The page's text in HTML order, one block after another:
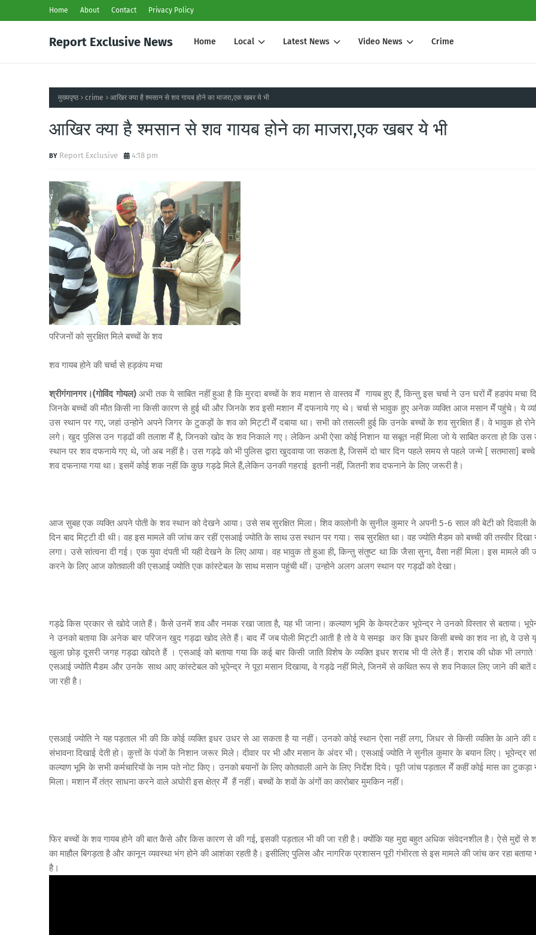
Home About Contact Privacy Policy
Report Exclusive News Home Local Latest News Video News Crime
मुख्यपृष्ठ crime आखिर क्या है श्मसान से शव गायब होने का माजरा,एक खबर ये भी
आखिर क्या है श्मसान से शव गायब होने का माजरा,एक खबर ये भी
Report Exclusive 4:18 pm
परिजनों को सुरक्षित मिले बच्चों के शव
शव गायब होने की चर्चा से हड़कंप मचा
श्रीगंगानगर।(गोविंद गोयल)अभी तक ये साबित नहीं हुआ है कि मुरदा बच्चों के शव मशान से वास्तव मेँ गायब हुए हैं, किन्तु इस चर्चा ने उन घरों मेँ हडपंप मचा
जिनके बच्चों की मौत किसी ना किसी कारण से हुई थी और जिनके शव इसी मशान मेँ दफनाये गए थे। चर्चा से भावुक हुए अनेक व्यक्ति आज मसान मेँ पहुंचे। ये
उस स्थान पर गए, जहां उन्होने अपने जिगर के टुकड़ों के शव को मिट्टी मेँ दबाया था। सभी को तसल्ली हुई कि उनके बच्चों के शव सुरक्षित हैं। वे भावुक हो
लगे। खुद पुलिस उन गड्ढों की तलाश मेँ है, जिनको खोद के शव निकाले गए। लेकिन अभी ऐसा कोई निशान या सबूत नहीं मिला जो ये साबित करता हो कि उस
स्थान पर शव दफनाये गए थे, जो अब नहीं है। उस गड्ढे को भी पुलिस द्वारा खुदवाया जा सकता है, जिसमें दो चार दिन पहले समय से पहले जन्मे [ सतमासा]
शव दफनाया गया था। इसमें कोई शक नहीं कि कुछ गड्ढे मिले हैं,लेकिन उनकी गहराई इतनी नहीं, जितनी शव दफनाने के लिए जरूरी है।
आज सुबह एक व्यक्ति अपने पोती के शव स्थान को देखने आया। उसे सब सुरक्षित मिला। शिव कालोनी के सुनील कुमार ने अपनी 5-6 साल की बेटी को दिवाली
दिन बाद मिट्टी दी थी। वह इस मामले की जांच कर रहीं एसआई ज्योति के साथ उस स्थान पर गया। सब सुरक्षित था। वह ज्योति मैडम को बच्ची की तस्वीर दिखा
लगा। उसे सांत्वना दी गई। एक युवा दंपती भी यही देखने के लिए आया। वह भावुक तो हुआ ही, किन्तु संतुष्ट था कि जैसा सुना, वैसा नहीं मिला। इस मामले की
करने के लिए आज कोतवाली की एसआई ज्योति एक कांस्टेबल के साथ मसान पहुंची थीं। उन्होने अलग अलग स्थान पर गड्ढों को देखा।
गड्ढे किस प्रकार से खोदे जाते हैं। कैसे उनमें शव और नमक रखा जाता है, यह भी जाना। कल्याण भूमि के केयरटेकर भूपेन्द्र ने उनको विस्तार से बताया।
ने उनको बताया कि अनेक बार परिजन खुद गड्ढा खोद लेते हैं। बाद मेँ जब पोली मिट्टी आती है तो वे ये समझ कर कि इधर किसी बच्चे का शव ना हो, वे उसे यूं
खुला छोड़ दूसरी जगह गड्ढा खोदते हैं । एसआई को बताया गया कि कई बार किसी जाति विशेष के व्यक्ति इधर शराब भी पी लेते हैं। शराब की धोक भी
एसआई ज्योति मैडम और उनके साथ आए कांस्टेबल को भूपेन्द्र ने पूरा मसान दिखाया, वे गड्ढे नहीं मिले, जिनमें से कथित रूप से शव निकाल लिए जाने की बातें
जा रही है।
एसआई ज्योति ने यह पड़ताल भी की कि कोई व्यक्ति इधर उधर से आ सकता है या नहीं। उनको कोई स्थान ऐसा नहीं लगा, जिधर से किसी व्यक्ति के आने की
संभावना दिखाई देती हो। कुत्तों के पंजों के निशान जरूर मिले। दीवार पर भी और मसान के अंदर भी। एसआई ज्योति ने सुनील कुमार के बयान लिए। भूपेन्द्र
कल्याण भूमि के सभी कर्मचारियों के नाम पते नोट किए। उनको बयानों के लिए कोतवाली आने के लिए निर्देश दिये। पूरी जांच पड़ताल मेँ कहीं कोई मास का टुकड़ा
मिला। मशान मेँ तंत्र साधना करने वाले अघोरी इस क्षेत्र मेँ हैं नहीं। बच्चों के शवों के अंगों का कारोबार मुमकिन नहीं।
फिर बच्चों के शव गायब होने की बात कैसे और किस कारण से की गई, इसकी पड़ताल भी की जा रही है। क्योंकि यह मुद्दा बहुत अधिक संवेदनशील है। ऐसे मुद्दों से
का माहौल बिगड़ता है और कानून व्यवस्था भंग होने की आशंका रहती है। इसीलिए पुलिस और नागरिक प्रशासन पूरी गंभीरता से इस मामले की जांच कर रहा बताया
है।